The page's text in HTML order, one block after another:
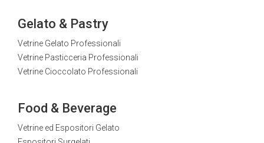
Gelato & Pastry
Vetrine Gelato Professionali
Vetrine Pasticceria Professionali
Vetrine Cioccolato Professionali
Food & Beverage
Vetrine ed Espositori Gelato